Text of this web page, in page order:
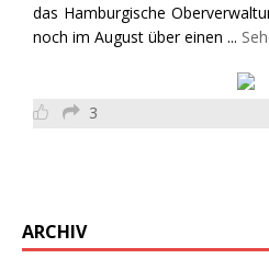
das Hamburgische
noch im August über einen ...
3
ARCHIV